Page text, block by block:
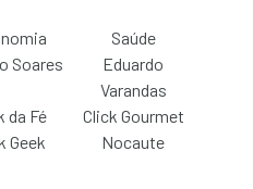
Saúde
Soares
Eduardo
Varandas
da Fé
Click Gourmet
Geek Nocaute